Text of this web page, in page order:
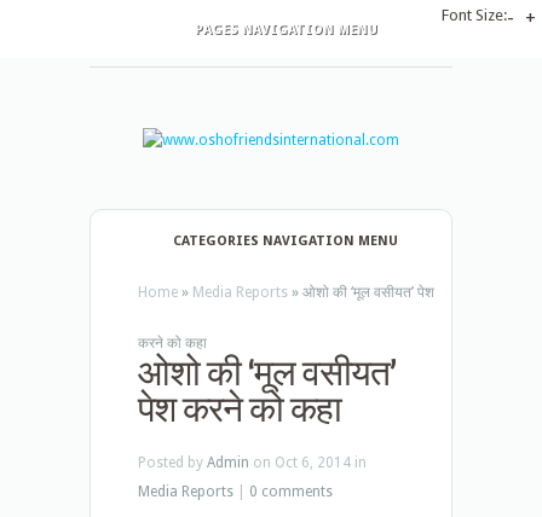
PAGES NAVIGATION MENU
CATEGORIES NAVIGATION MENU
Home » Media Reports » ओशो की ‘मूल वसीयत’ पेश
करने को कहा
ओशो की ‘मूल वसीयत’
पेश करने को कहा
Posted by Admin on Oct 6, 2014 in
Media Reports
0 comments
Font Size:- +